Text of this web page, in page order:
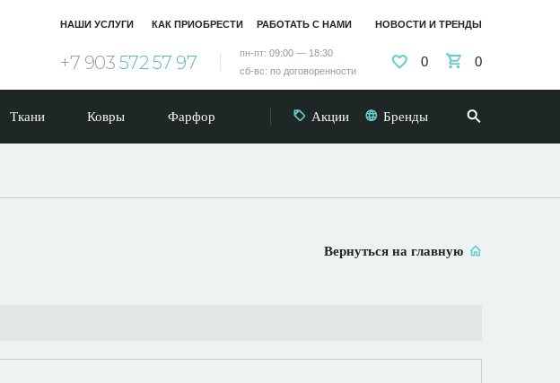
+7 903 572 57 97
пн-пт: 09:00 — 18:30
сб-вс: по договоренности
НАШИ УСЛУГИ КАК ПРИОБРЕСТИ РАБОТАТЬ С НАМИ НОВОСТИ И ТРЕНДЫ
0 0
Ткани Ковры Фарфор Акции Бренды
Вернуться на главную